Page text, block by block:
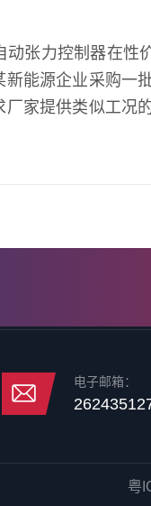
张力控制器在
能源企业采购
家提供类似工况
电子邮箱：
粤